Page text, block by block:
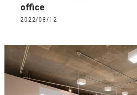
office
2022/08/12